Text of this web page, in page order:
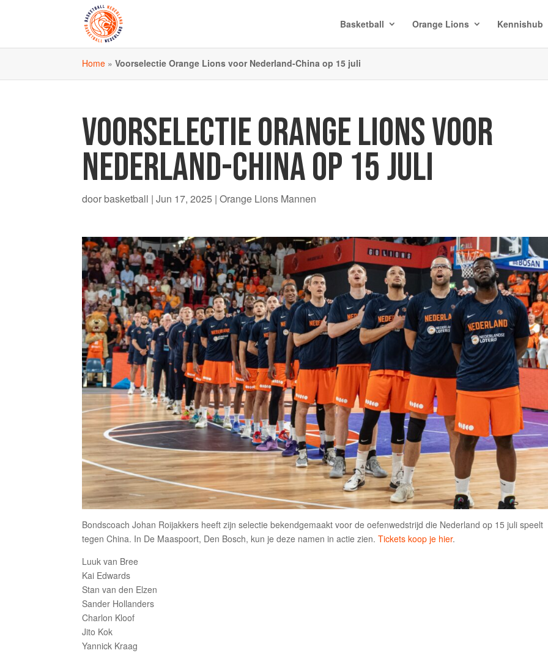
Basketball Orange Lions Kennishub
Home »Voorselectie Orange Lions voor Nederland-China op 15 juli
VOORSELECTIE ORANGE LIONS VOOR
NEDERLAND-CHINA OP 15 JULI
door basketball |Jun 17, 2025 |Orange Lions Mannen
Bondscoach Johan Roijakkers heeft zijn selectie bekendgemaakt voor de oefenwedstrijd die Nederland op 15 juli speelt
tegen China. In De Maaspoort, Den Bosch, kun je deze namen in actie zien.Tickets koop je hier.
Luuk van Bree
Kai Edwards
Stan van den Elzen
Sander Hollanders
Charlon Kloof
Jito Kok
Yannick Kraag